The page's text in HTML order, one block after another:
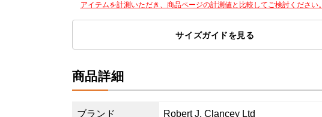
アイテムを計測いただき、商品ページの計測値と比較してご検討ください。
サイズガイドを見る
商品詳細
ブランド Robert J. Clancey Ltd